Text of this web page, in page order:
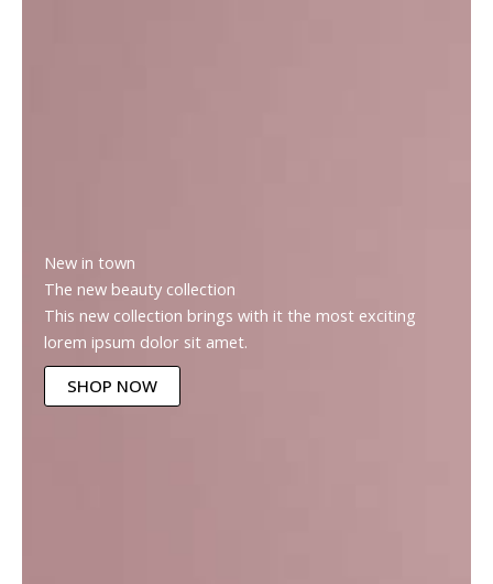
New in town
The new beauty collection
This new collection brings with it the most exciting
lorem ipsum dolor sit amet.
SHOP NOW